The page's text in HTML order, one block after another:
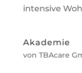
intensive
Akademie
von TBAcare